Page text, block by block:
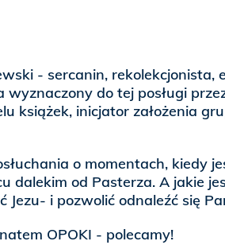
- sercanin, rekolekcjonista,
wyznaczony do tej posługi
książek, inicjator założenia
o momentach, kiedy
dalekim od Pasterza. A jakie
Jezu- i pozwolić odnaleźć się
OPOKI - polecamy!